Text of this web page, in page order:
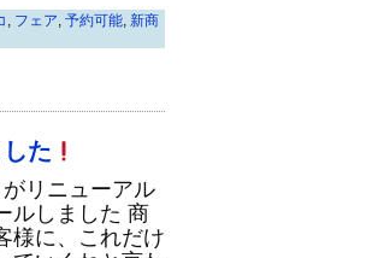
, フェア, 予約可能, 新商
た
リニューアル
ルしました 商
様に、これだけ